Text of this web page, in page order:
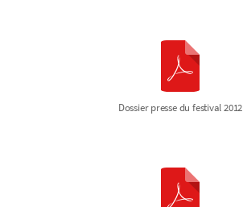
Dossier presse du festival 2012